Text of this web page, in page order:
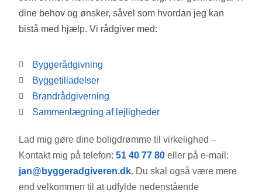
dine behov og ønsker, såvel som hvordan jeg kan
bistå med hjælp. Vi rådgiver med:
Byggerådgivning
Byggetilladelser
Brandrådgiverning
Sammenlægning af lejligheder
Lad mig gøre dine boligdrømme til virkelighed –
Kontakt mig på telefon: 51 40 77 80 eller på e-mail:
jan@byggeradgiveren.dk. Du skal også være mere
end velkommen til at udfylde nedenstående